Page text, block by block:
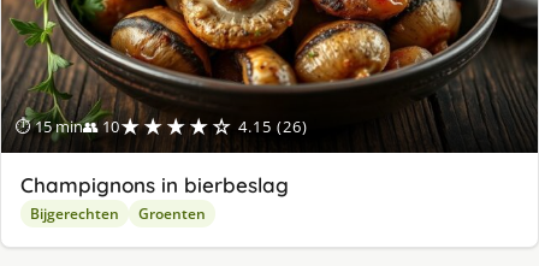
⏱ 15 min👥 10★★★★☆ 4.15 (26)
Champignons in bierbeslag
Bijgerechten Groenten